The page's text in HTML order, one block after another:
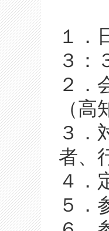
１
３：
２
（
３
者、
４
５